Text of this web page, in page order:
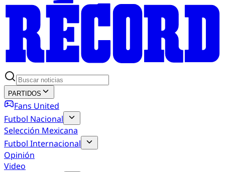
PARTIDOS
Fans United
Futbol Nacional
Selección Mexicana
Futbol Internacional
Opinión
Video